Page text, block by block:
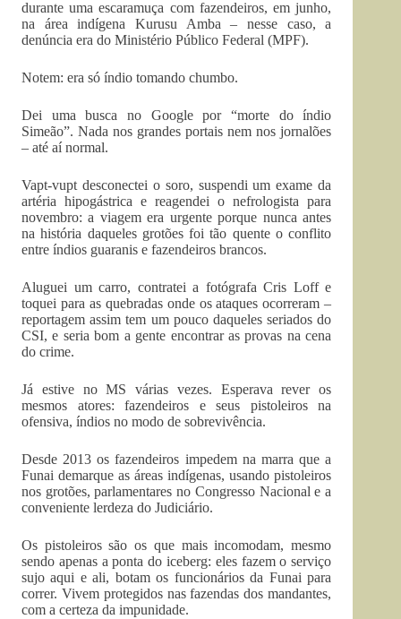
durante uma escaramuça com fazendeiros, em junho,
na área indígena Kurusu Amba – nesse caso, a
denúncia era do Ministério Público Federal (MPF).
Notem: era só índio tomando chumbo.
Dei uma busca no Google por “morte do índio
Simeão”. Nada nos grandes portais nem nos jornalões
– até aí normal.
Vapt-vupt desconectei o soro, suspendi um exame da
artéria hipogástrica e reagendei o nefrologista para
novembro: a viagem era urgente porque nunca antes
na história daqueles grotões foi tão quente o conflito
entre índios guaranis e fazendeiros brancos.
Aluguei um carro, contratei a fotógrafa Cris Loff e
toquei para as quebradas onde os ataques ocorreram –
reportagem assim tem um pouco daqueles seriados do
CSI, e seria bom a gente encontrar as provas na cena
do crime.
Já estive no MS várias vezes. Esperava rever os
mesmos atores: fazendeiros e seus pistoleiros na
ofensiva, índios no modo de sobrevivência.
Desde 2013 os fazendeiros impedem na marra que a
Funai demarque as áreas indígenas, usando pistoleiros
nos grotões, parlamentares no Congresso Nacional e a
conveniente lerdeza do Judiciário.
Os pistoleiros são os que mais incomodam, mesmo
sendo apenas a ponta do iceberg: eles fazem o serviço
sujo aqui e ali, botam os funcionários da Funai para
correr. Vivem protegidos nas fazendas dos mandantes,
com a certeza da impunidade.